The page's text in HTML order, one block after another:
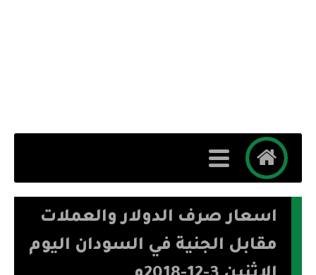
اسعار صرف الدولار والعملات
مقابل الجنية في السودان اليوم